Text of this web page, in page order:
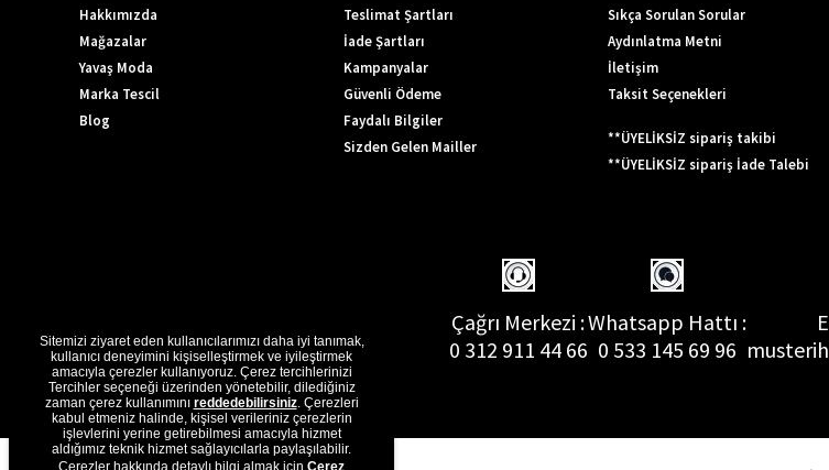
Hakkımızda
Mağazalar
Yavaş Moda
Marka Tescil
Blog
Teslimat Şartları
İade Şartları
Kampanyalar
Güvenli Ödeme
Faydalı Bilgiler
Sizden Gelen Mailler
Sıkça Sorulan Sorular
Aydınlatma Metni
İletişim
Taksit Seçenekleri
**ÜYELİKSİZ sipariş takibi
**ÜYELİKSİZ sipariş İade Talebi
Çağrı Merkezi :
0 312 911 44 66
Whatsapp Hattı :
0 533 145 69 96
Sitemizi ziyaret eden kullanıcılarımızı daha iyi tanımak,
kullanıcı deneyimini kişiselleştirmek ve iyileştirmek
amacıyla çerezler kullanıyoruz. Çerez tercihlerinizi
Tercihler seçeneği üzerinden yönetebilir, dilediğiniz
zaman çerez kullanımını reddedebilirsiniz. Çerezleri
kabul etmeniz halinde, kişisel verileriniz çerezlerin
işlevlerini yerine getirebilmesi amacıyla hizmet
aldığımız teknik hizmet sağlayıcılarla paylaşılabilir.
Çerezler hakkında detaylı bilgi almak için Çerez